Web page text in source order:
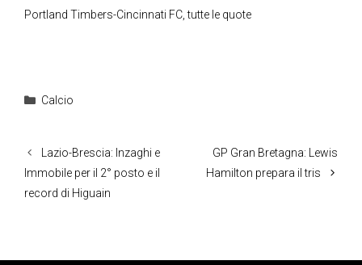
Portland Timbers-Cincinnati FC, tutte le quote
Categorie
Calcio
Lazio-Brescia: Inzaghi e
Immobile per il 2° posto e il
record di Higuain
GP Gran Bretagna: Lewis
Hamilton prepara il tris